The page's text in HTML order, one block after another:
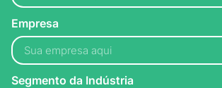
Empresa
Segmento da Indústria